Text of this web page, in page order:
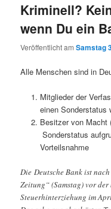
Kriminell?
wenn Du ein
Veröffentlicht amSamstag
Alle Menschen sind in
Mitglieder der
einen Sonderstatus
Besitzer von Macht
Sonderstatus
Vorteilsnahme
Die Deutsche Bank ist
Zeitung“ (Samstag) vor
Steuerhinterziehung im